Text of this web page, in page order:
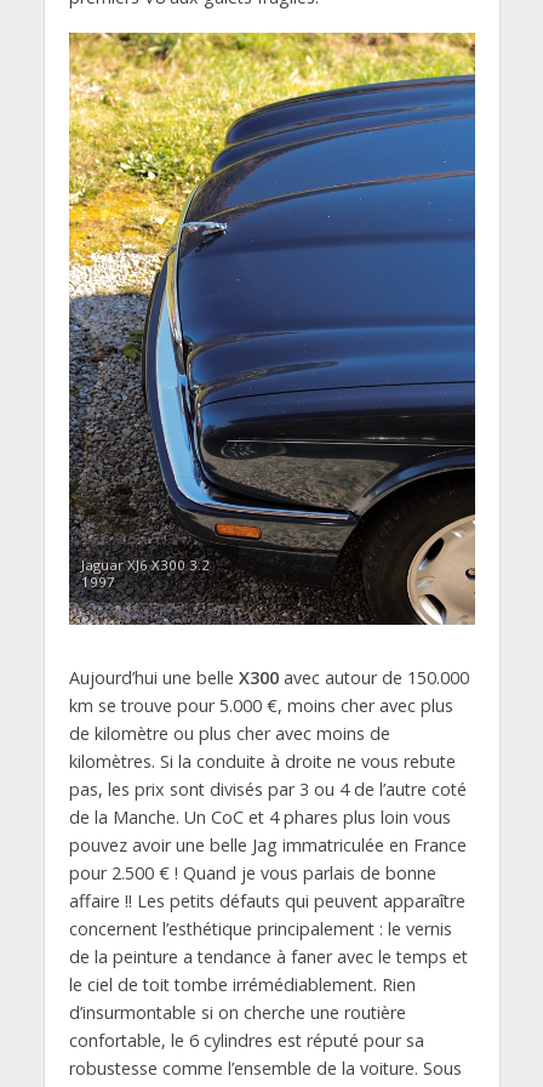
Jaguar XJ6 X300 3.2
1997
Aujourd’hui une belle X300avec autour de 150.000
km se trouve pour 5.000 €, moins cher avec plus
de kilomètre ou plus cher avec moins de
kilomètres. Si la conduite à droite ne vous rebute
pas, les prix sont divisés par 3 ou 4 de l’autre coté
de la Manche. Un CoC et 4 phares plus loin vous
pouvez avoir une belle Jag immatriculée en France
pour 2.500 € ! Quand je vous parlais de bonne
affaire !! Les petits défauts qui peuvent apparaître
concernent l’esthétique principalement : le vernis
de la peinture a tendance à faner avec le temps et
le ciel de toit tombe irrémédiablement. Rien
d’insurmontable si on cherche une routière
confortable, le 6 cylindres est réputé pour sa
robustesse comme l’ensemble de la voiture. Sous